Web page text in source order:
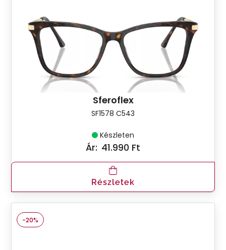
Sferoflex
SF1578 C543
Készleten
Ár: 41.990 Ft
Részletek
-20%